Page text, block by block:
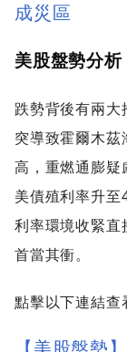
成災區
美股盤勢分析
跌勢背後有兩
突導致霍爾木茲
高，重燃通膨疑
美債殖利率升至
利率環境收緊直
首當其衝。
點擊以下連結查